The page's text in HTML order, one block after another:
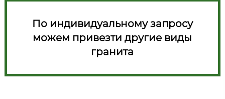
По индивидуальному запросу
можем привезти другие виды
гранита